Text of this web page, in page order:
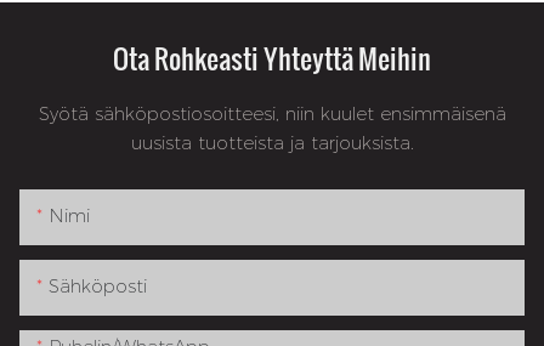
Ota Rohkeasti Yhteyttä Meihin
Syötä sähköpostiosoitteesi, niin kuulet ensimmäisenä
uusista tuotteista ja tarjouksista.
Nimi
Sähköposti